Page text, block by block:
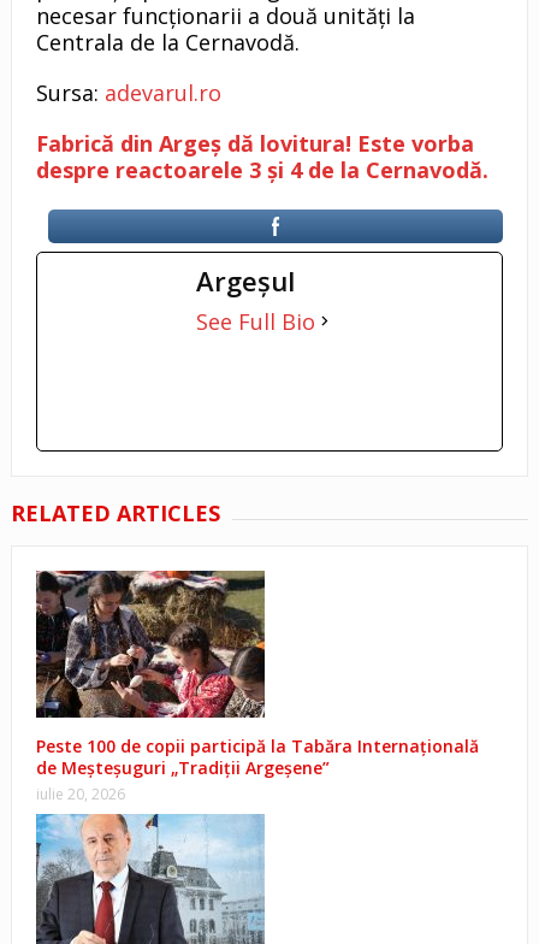
necesar funcționarii a două unități la
Centrala de la Cernavodă.
Sursa: adevarul.ro
Fabrică din Argeș dă lovitura! Este vorba
despre reactoarele 3 și 4 de la Cernavodă.
Argeşul
See Full Bio
RELATED ARTICLES
Peste 100 de copii participă la Tabăra Internațională
de Meșteșuguri „Tradiții Argeșene”
iulie 20, 2026